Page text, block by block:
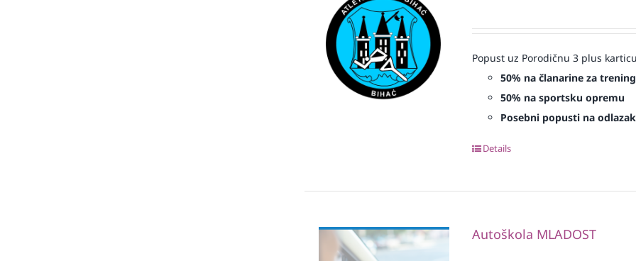
Popust uz Porodičnu 3 plus
50% na članarine za
50% na sportsku opremu
Posebni popusti na
Details
Autoškola MLADOST